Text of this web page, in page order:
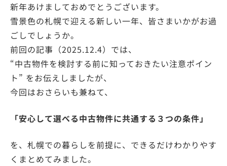
新年あけましておめでとうございます。
雪景色の札幌で迎える新しい一年、皆さまいかがお過
ごしでしょうか。
前回の記事（2025.12.4）では、
“中古物件を検討する前に知っておきたい注意ポイン
ト” をお伝えしましたが、
今回はおさらいも兼ねて、
「安心して選べる中古物件に共通する３つの条件」
を、札幌での暮らしを前提に、できるだけわかりやす
くまとめてみました。